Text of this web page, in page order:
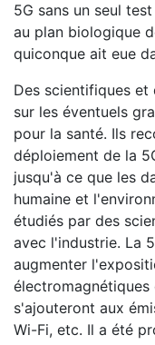
5G sans un seul
au plan biologique
quiconque ait eue
Des scientifiques et
sur les éventuels
pour la santé. Ils
déploiement de la
jusqu'à ce que les
humaine et
étudiés par des
avec l'industrie. La
augmenter
électromagnétiques
s'ajouteront aux
Wi-Fi, etc. Il a été